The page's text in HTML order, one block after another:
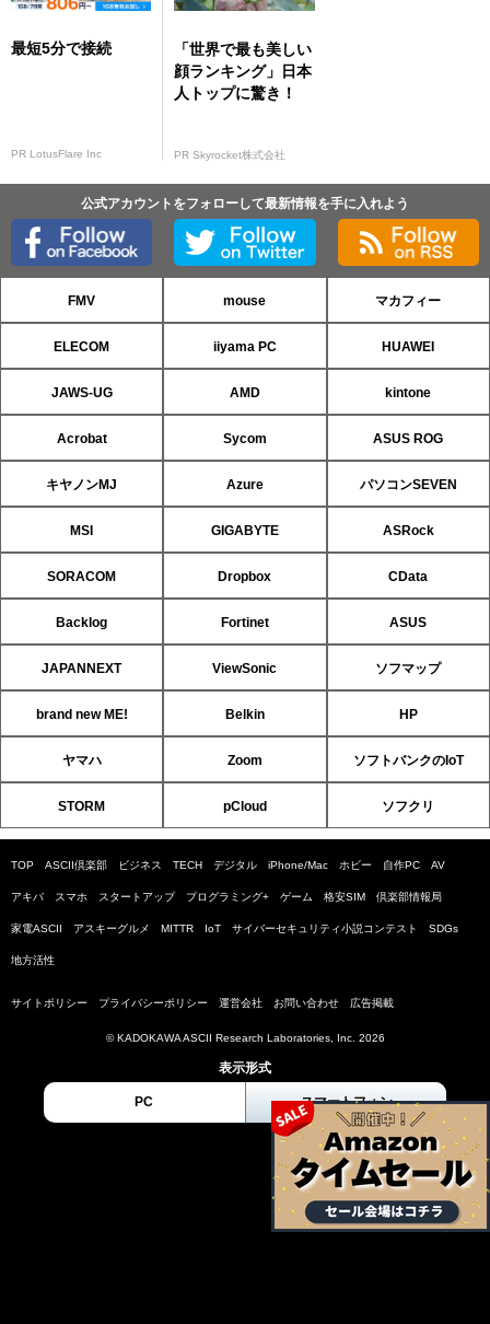
最短5分で接続
PR LotusFlare Inc
「世界で最も美しい
顔ランキング」日本
人トップに驚き！
PR Skyrocket株式会社
公式アカウントをフォローして最新情報を手に入れよう
FMV mouse マカフィー
ELECOM iiyama PC HUAWEI
JAWS-UG AMD kintone
Acrobat Sycom ASUS ROG
キヤノンMJ Azure パソコンSEVEN
MSI GIGABYTE ASRock
SORACOM Dropbox CData
Backlog Fortinet ASUS
JAPANNEXT ViewSonic ソフマップ
brand new ME! Belkin HP
ヤマハ Zoom ソフトバンクのIoT
STORM pCloud ソフクリ
TOP ASCII倶楽部 ビジネス TECH デジタル iPhone/Mac ホビー 自作PC AV
アキバ スマホ スタートアップ プログラミング+ ゲーム 格安SIM 倶楽部情報局
家電ASCII アスキーグルメ MITTR IoT サイバーセキュリティ小説コンテスト SDGs
地方活性
サイトポリシー プライバシーポリシー 運営会社 お問い合わせ 広告掲載
© KADOKAWA ASCII Research Laboratories, Inc. 2026
表示形式
PC スマートフォン